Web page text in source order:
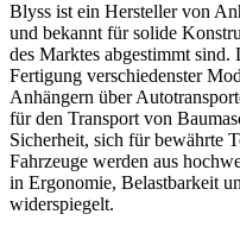
Blyss ist ein Hersteller von
und bekannt für solide
des Marktes abgestimmt
Fertigung verschiedenster
Anhängern über
für den Transport von
Sicherheit, sich für bewährte
Fahrzeuge werden aus
in Ergonomie, Belastbarkeit
widerspiegelt.